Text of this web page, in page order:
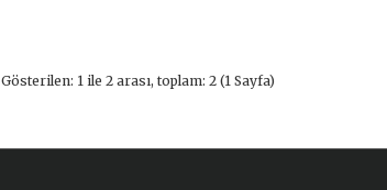
Gösterilen: 1 ile 2 arası, toplam: 2 (1 Sayfa)